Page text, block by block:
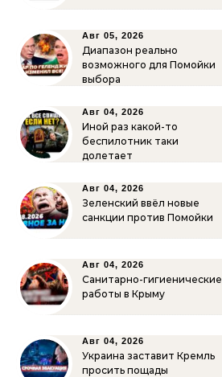
Авг 05, 2026
Диапазон реально
возможного для Помойки
выбора
Авг 04, 2026
Иной раз какой-то
беспилотник таки
долетает
Авг 04, 2026
Зеленский ввёл новые
санкции против Помойки
Авг 04, 2026
Санитарно-гигиенические
работы в Крыму
Авг 04, 2026
Украина заставит Кремль
просить пощады